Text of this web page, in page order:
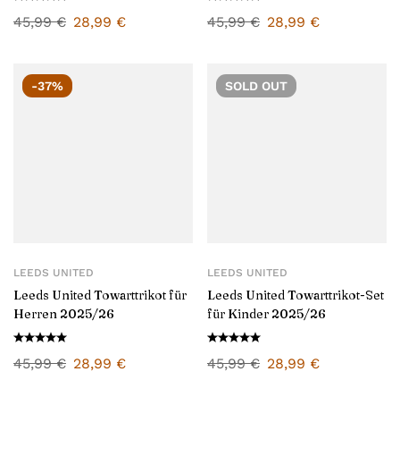
45,99€ 28,99 € 45,99€ 28,99 €
-37%
LEEDS UNITED
Leeds United Towarttrikot für
Herren 2025/26
45,99€ 28,99 €
SOLD OUT
LEEDS UNITED
Leeds United Towarttrikot-Set
für Kinder 2025/26
45,99€ 28,99 €